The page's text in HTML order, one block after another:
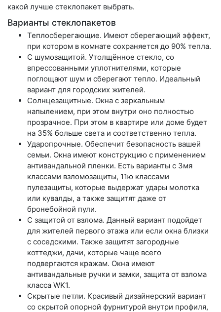
какой лучше стеклопакет выбрать.
Варианты стеклопакетов
Теплосберегающие. Имеют сберегающий эффект,
при котором в комнате сохраняется до 90% тепла.
С шумозащитой. Утолщённое стекло, со
впрессованными уплотнителями, которые
поглощают шум и сберегают тепло. Идеальный
вариант для городских жителей.
Солнцезащитные. Окна с зеркальным
напылением, при этом внутри оно полностью
прозрачное. При этом в квартире или доме будет
на 35% больше света и соответственно тепла.
Ударопрочные. Обеспечит безопасность вашей
семьи. Окна имеют конструкцию с применением
антивандальной пленки. Есть варианты с 3мя
классами взломозащиты, 11ю классами
пулезащиты, которые выдержат удары молотка
или кувалды, а также защитят даже от
бронебойной пули.
С защитой от взлома. Данный вариант подойдет
для жителей первого этажа или если окна близки
с соседскими. Также защитят загородные
коттеджи, дачи, которые чаще всего
подвергаются кражам. Окна имеют
антивандальные ручки и замки, защита от взлома
класса WK1.
Скрытые петли. Красивый дизайнерский вариант
со скрытой опорной фурнитурой внутри профиля,